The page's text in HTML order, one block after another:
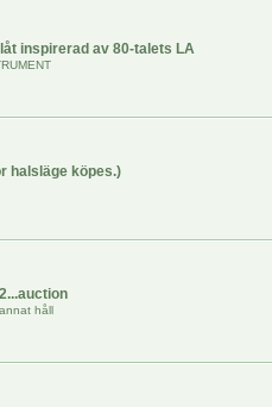
inspirerad av 80-talets LA
halsläge köpes.)
håll